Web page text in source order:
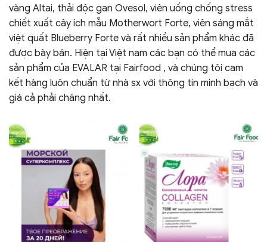
vàng Altai, thải độc gan Ovesol, viên uống chống stress
chiết xuất cây ích mẫu Motherwort Forte, viên sáng mắt
việt quất Blueberry Forte và rất nhiều sản phẩm khác đã
được bày bán. Hiện tại Việt nam các bạn có thể mua các
sản phẩm của EVALAR tại Fairfood , và chúng tôi cam
kết hàng luôn chuẩn từ nhà sx với thông tin minh bạch và
giá cả phải chăng nhất.